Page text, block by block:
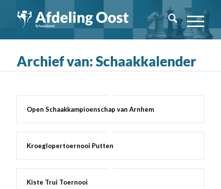
Archief van: Schaakkalender
Open Schaakkampioenschap van Arnhem
Kroeglopertoernooi Putten
Kiste Trui Toernooi